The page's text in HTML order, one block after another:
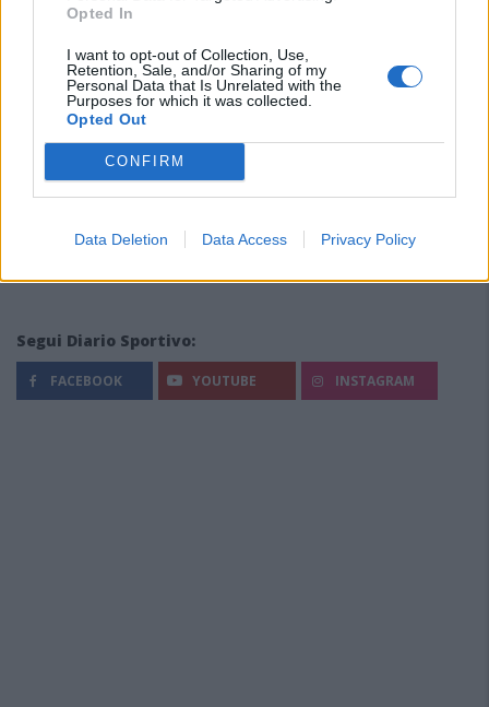
Opted In
I want to opt-out of Collection, Use,
Retention, Sale, and/or Sharing of my
Personal Data that Is Unrelated with the
Purposes for which it was collected.
Opted Out
CONFIRM
Data Deletion Data Access Privacy Policy
Segui Diario Sportivo:
FACEBOOK YOUTUBE INSTAGRAM